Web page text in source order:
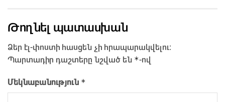
Թողնել պատասխան
Ձեր էլ-փոստի հասցեն չի հրապարակվելու։
Պարտադիր դաշտերը նշված են *-ով
Մեկնաբանություն *